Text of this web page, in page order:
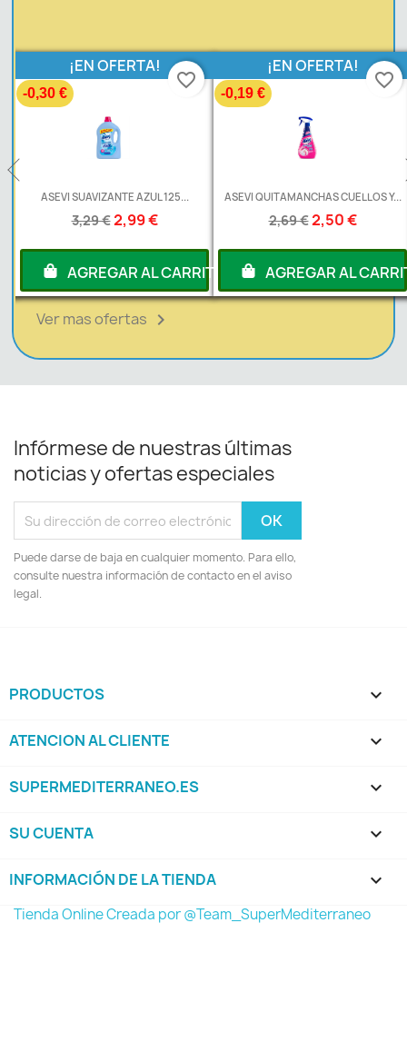
ASEVI SUAVIZANTE AZUL 125...
3,29 €2,99 €
¡EN OFERTA!
-0,30 €
AGREGAR AL CARRITO
favorite_border
ASEVI QUITAMANCHAS CUELLOS Y...
2,69 €2,50 €
¡EN OFERTA!
-0,19 €
AGREGAR AL
favorite_border
Ver mas ofertas 
Infórmese de nuestras últimas
noticias y ofertas especiales
Puede darse de baja en cualquier momento. Para ello,
consulte nuestra información de contacto en el aviso
legal.
PRODUCTOS 
ATENCION AL CLIENTE 
SUPERMEDITERRANEO.ES 
SU CUENTA 
INFORMACIÓN DE LA TIENDA keyboard_arrow_down
Tienda Online Creada por @Team_SuperMediterraneo